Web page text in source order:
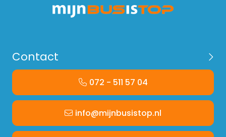
Contact
072 - 511 57 04
info@mijnbusistop.nl